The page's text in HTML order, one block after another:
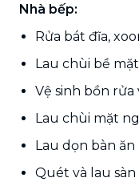
Nhà bếp:
Rửa bát đĩa,
Lau chùi bề
Vệ sinh bồn rửa
Lau chùi mặt
Lau dọn bàn ăn
Quét và lau